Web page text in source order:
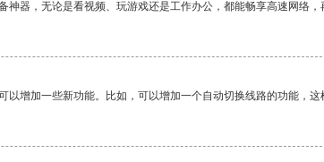
神器，无论是看视频、玩游戏还是工作办公，都能畅享高速网络
以增加一些新功能。比如，可以增加一个自动切换线路的功能，